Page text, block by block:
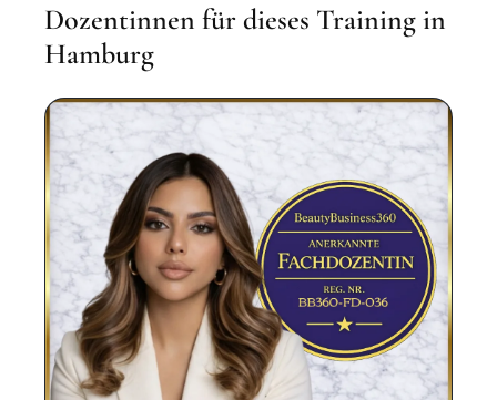
Dozentinnen für dieses Training in
Hamburg